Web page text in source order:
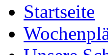
Startseite